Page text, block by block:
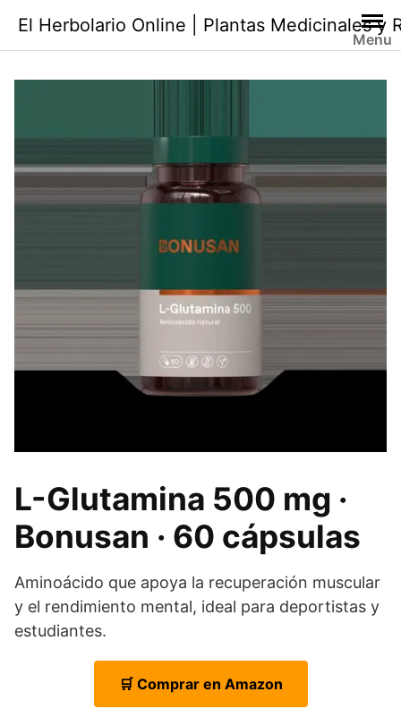
contenido
El Herbolario Online | Plantas Medicinales y
Menu
L-Glutamina 500 mg ·
Bonusan · 60 cápsulas
Aminoácido que apoya la recuperación muscular
y el rendimiento mental, ideal para deportistas y
estudiantes.
🛒 Comprar en Amazon